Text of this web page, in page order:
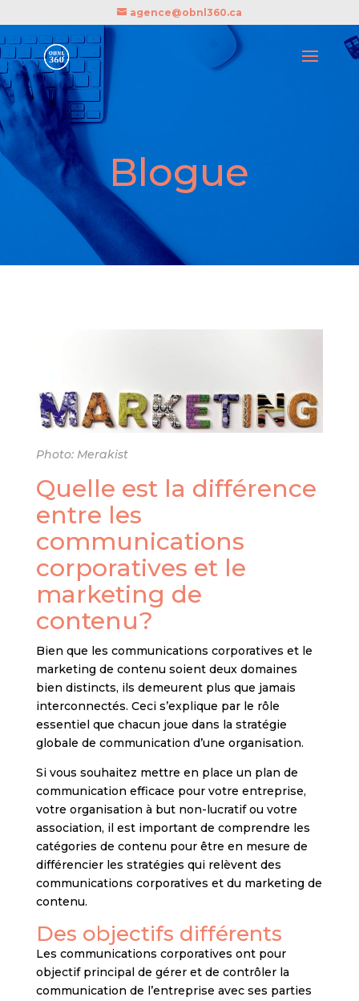
agence@obnl360.ca
Blogue
Photo: Merakist
Quelle est la différence
entre les
communications
corporatives et le
marketing de
contenu?
Bien que les communications corporatives et le
marketing de contenu soient deux domaines
bien distincts, ils demeurent plus que jamais
interconnectés. Ceci s’explique par le rôle
essentiel que chacun joue dans la stratégie
globale de communication d’une organisation.
Si vous souhaitez mettre en place un plan de
communication efficace pour votre entreprise,
votre organisation à but non-lucratif ou votre
association, il est important de comprendre les
catégories de contenu pour être en mesure de
différencier les stratégies qui relèvent des
communications corporatives et du marketing de
contenu.
Des objectifs différents
Les communications corporatives ont pour
objectif principal de gérer et de contrôler la
communication de l’entreprise avec ses parties